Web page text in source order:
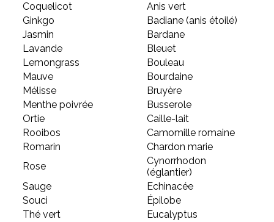
Coquelicot
Anis vert
Ginkgo
Badiane (anis étoilé)
Jasmin
Bardane
Lavande
Bleuet
Lemongrass
Bouleau
Mauve
Bourdaine
Mélisse
Bruyère
Menthe poivrée
Busserole
Ortie
Caille-lait
Rooibos
Camomille romaine
Romarin
Chardon marie
Rose
Cynorrhodon
(églantier)
Sauge
Echinacée
Souci
Épilobe
Thé vert
Eucalyptus